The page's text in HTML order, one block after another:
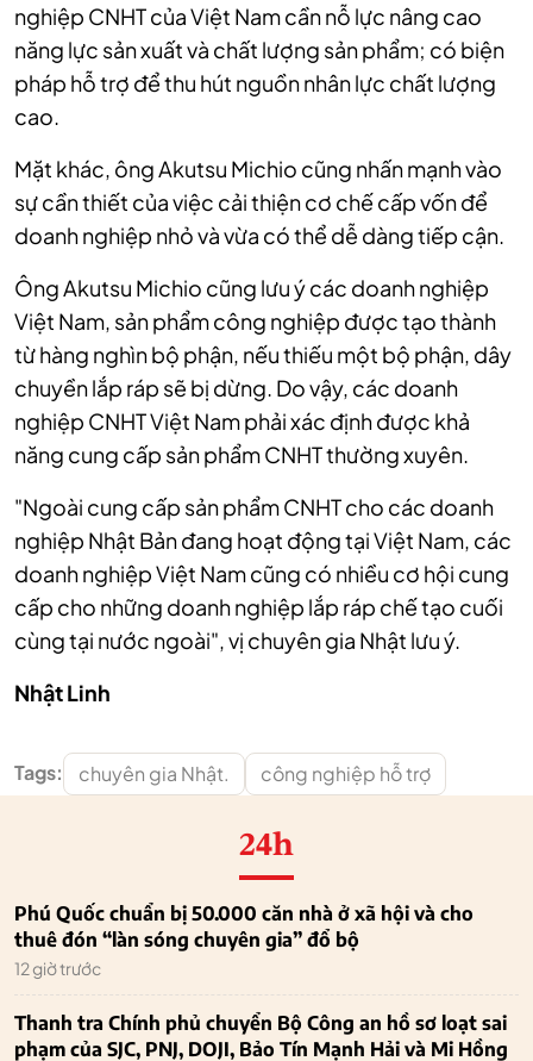
nghiệp CNHT của Việt Nam cần nỗ lực nâng cao
năng lực sản xuất và chất lượng sản phẩm; có biện
pháp hỗ trợ để thu hút nguồn nhân lực chất lượng
cao.
Mặt khác, ông Akutsu Michio cũng nhấn mạnh vào
sự cần thiết của việc cải thiện cơ chế cấp vốn để
doanh nghiệp nhỏ và vừa có thể dễ dàng tiếp cận.
Ông Akutsu Michio cũng lưu ý các doanh nghiệp
Việt Nam, sản phẩm công nghiệp được tạo thành
từ hàng nghìn bộ phận, nếu thiếu một bộ phận, dây
chuyền lắp ráp sẽ bị dừng. Do vậy, các doanh
nghiệp CNHT Việt Nam phải xác định được khả
năng cung cấp sản phẩm CNHT thường xuyên.
"Ngoài cung cấp sản phẩm CNHT cho các doanh
nghiệp Nhật Bản đang hoạt động tại Việt Nam, các
doanh nghiệp Việt Nam cũng có nhiều cơ hội cung
cấp cho những doanh nghiệp lắp ráp chế tạo cuối
cùng tại nước ngoài", vị chuyên gia Nhật lưu ý.
Nhật Linh
Tags: chuyên gia Nhật. công nghiệp hỗ trợ
24h
Phú Quốc chuẩn bị 50.000 căn nhà ở xã hội và cho
thuê đón “làn sóng chuyên gia” đổ bộ
12 giờ trước
Thanh tra Chính phủ chuyển Bộ Công an hồ sơ loạt sai
phạm của SJC, PNJ, DOJI, Bảo Tín Mạnh Hải và Mi Hồng